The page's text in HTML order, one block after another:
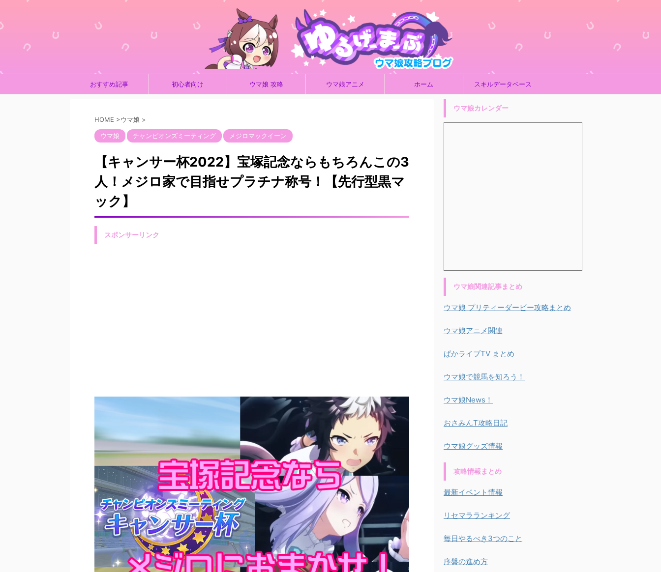
おすすめ記事 初心者向け ウマ娘 攻略 ウマ娘アニメ ホーム スキルデータベース
HOME >ウマ娘 >
ウマ娘 チャンピオンズミーティング メジロマックイーン
【キャンサー杯2022】宝塚記念ならもちろんこの3
人！メジロ家で目指せプラチナ称号！【先行型黒マ
ック】
スポンサーリンク
ウマ娘カレンダー
ウマ娘関連記事まとめ
ウマ娘 プリティーダービー攻略まとめ
ウマ娘アニメ関連
ぱかライブTV まとめ
ウマ娘で競馬を知ろう！
ウマ娘News！
おさみんT攻略日記
ウマ娘グッズ情報
攻略情報まとめ
最新イベント情報
リセマラランキング
毎日やるべき3つのこと
序盤の進め方